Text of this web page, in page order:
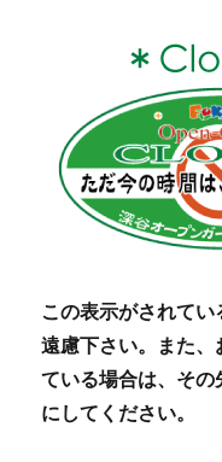
この表示がされて
遠慮下さい。また
ている場合は、その
にしてください。